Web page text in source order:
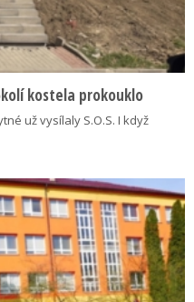
kostela prokouklo
už vysílaly S.O.S. I když